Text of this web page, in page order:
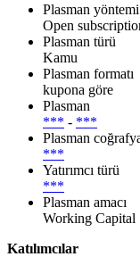
Plasman yöntemi
Open
Plasman türü
Kamu
Plasman formatı
kupona göre
Plasman
*** - ***
Plasman
***
Yatırımcı türü
***
Plasman amacı
Working Capital
Katılımcılar